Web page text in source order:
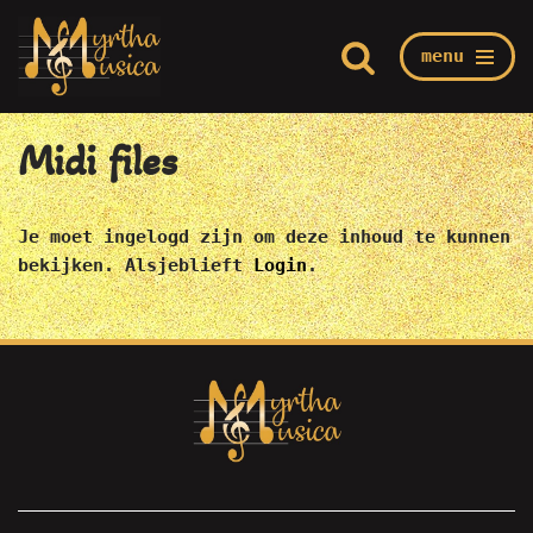
Ga
naar
de
inhoud
menu
Home/
Midi files
Je moet ingelogd zijn om deze inhoud te kunnen
bekijken. AlsjeblieftLogin.